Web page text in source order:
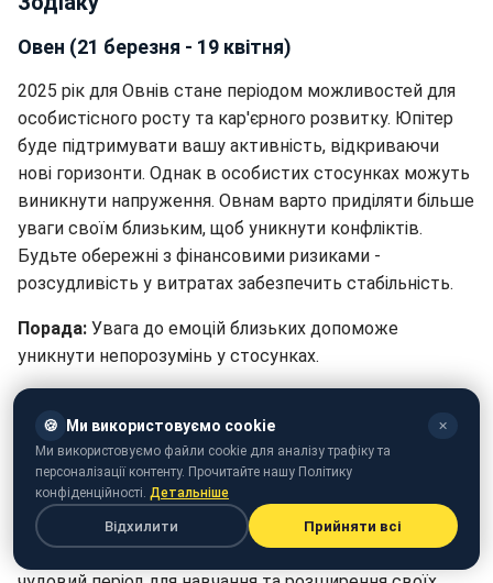
Овен (21 березня - 19 квітня)
2025 рік для Овнів стане періодом можливостей для
особистісного росту та кар'єрного розвитку. Юпітер
буде підтримувати вашу активність, відкриваючи
нові горизонти. Однак в особистих стосунках можуть
виникнути напруження. Овнам варто приділяти більше
уваги своїм близьким, щоб уникнути конфліктів.
Будьте обережні з фінансовими ризиками -
розсудливість у витратах забезпечить стабільність.
Порада: Увага до емоцій близьких допоможе
уникнути непорозумінь у стосунках.
Телець (20 квітня - 20 травня)
2025 рік для Тельців буде періодом інтенсивних змін,
особливо в професійній сфері. З'являться нові цікаві
проекти, але вони вимагатимуть від вас значних
зусиль. В особистому житті можливі зміни, які
відкриють нові можливості для самовираження. Це
🍪 Ми використовуємо cookie ✕
Ми використовуємо файли cookie для аналізу трафіку та
персоналізації контенту. Прочитайте нашу Політику
конфіденційності. Детальніше
Відхилити Прийняти всі